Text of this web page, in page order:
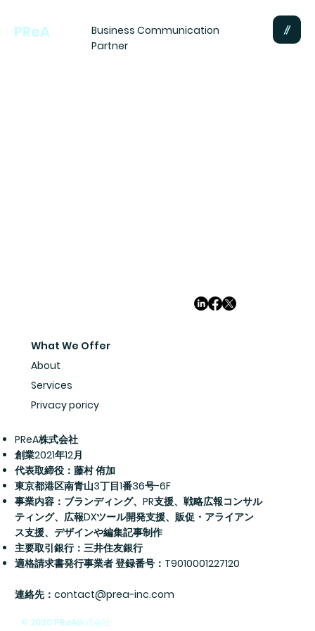
PReA
Business Communication
Partner
What We Offer
About
Services
Privacy poricy
PReA株式会社
創業2021年12月
代表取締役：藤村 侑加
​東京都港区南青山3丁目1番36号-6F
事業内容：ブランディング、PR支援、戦略広報コンサル
ティング、広報DXツール開発支援、販促・アライアン
ス支援、デザインや編集記事制作
主要取引銀行：三井住友銀行
適格請求書発行事業者 登録番号：T9010001227120
​連絡先：contact@prea-inc.com
© 2030 PReA株式会社